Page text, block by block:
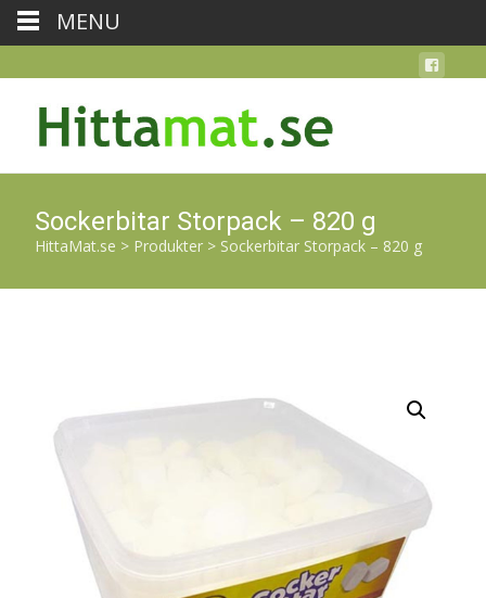
Sockerbitar Storpack – 820 g
HittaMat.se > Produkter > Sockerbitar Storpack – 820 g
MENU